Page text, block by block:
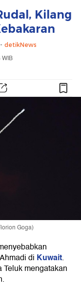
Kilang
detikNews
Goga)
di Kuwait.
mengatakan